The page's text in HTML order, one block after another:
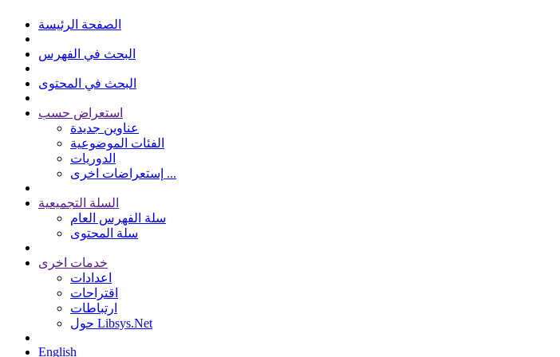
الصفحة الرئيسة
البحث في الفهرس
البحث في المحتوى
استعراض حسب
عناوين جديدة
الفئات الموضوعية
الدوريات
إستعراضات اخرى ...
السلة التجميعية
سلة الفهرس العام
سلة المحتوى
خدمات اخرى
اعدادات
اقتراحات
ارتباطات
حول Libsys.Net
English